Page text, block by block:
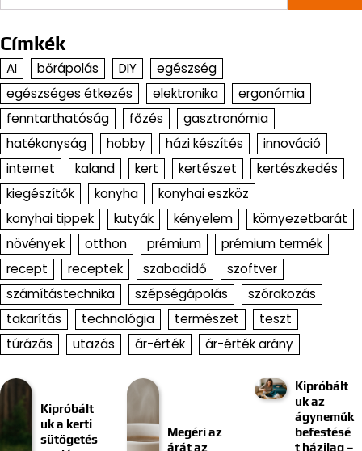
Címkék
AI bőrápolás DIY
egészség
egészséges étkezés
elektronika
ergonómia
fenntarthatóság
főzés
gasztronómia
hatékonyság
hobby házi készítés
innováció
internet
kaland kert kertészet
kertészkedés
kiegészítők
konyha
konyhai eszköz
konyhai tippek
kutyák kényelem
környezetbarát
növények
otthon prémium
prémium termék
recept
receptek szabadidő
szoftver
számítástechnika
szépségápolás
szórakozás
takarítás
technológia természet
teszt
túrázás
utazás ár-érték ár-érték arány
Kipróbált
uk a kerti
sütögetés
Megéri az
árát az
Kipróbált
uk az
ágyneműk
befestésé
t házilag –